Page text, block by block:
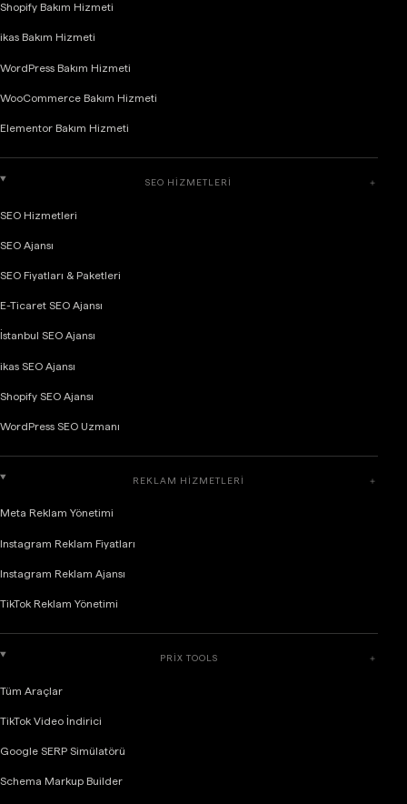
Shopify Bakım Hizmeti
ikas Bakım Hizmeti
WordPress Bakım Hizmeti
WooCommerce Bakım Hizmeti
Elementor Bakım Hizmeti
SEO HIZMETLERI ＋
SEO Hizmetleri
SEO Ajansı
SEO Fiyatları & Paketleri
E-Ticaret SEO Ajansı
İstanbul SEO Ajansı
ikas SEO Ajansı
Shopify SEO Ajansı
WordPress SEO Uzmanı
REKLAM HIZMETLERI ＋
Meta Reklam Yönetimi
Instagram Reklam Fiyatları
Instagram Reklam Ajansı
TikTok Reklam Yönetimi
PRIX TOOLS ＋
Tüm Araçlar
TikTok Video İndirici
Google SERP Simülatörü
Schema Markup Builder